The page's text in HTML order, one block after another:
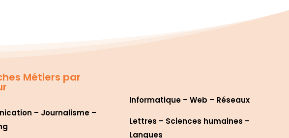
Métiers par
– Journalisme –
Informatique – Web – Réseaux
Lettres – Sciences humaines –
Langues